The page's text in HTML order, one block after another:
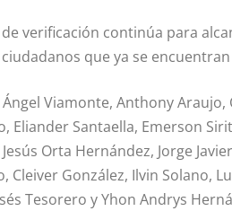
verificación continúa para
que ya se
Viamonte, Anthony
Eliander Santaella, Emerson
Orta Hernández, Jorge
Cleiver González, Ilvin Solano,
Tesorero y Yhon Andrys